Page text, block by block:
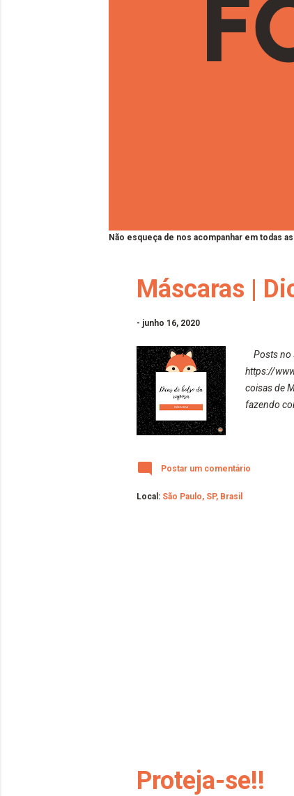
Não esqueça de nos acompanhar em todas
Máscaras |
- junho 16, 2020
Posts no
https://
coisas de
fazendo
Postar um comentário
Local: São Paulo, SP, Brasil
Proteja-se!!